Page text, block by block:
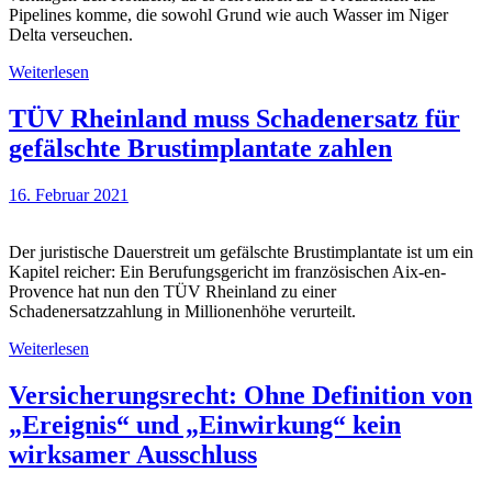
Pipelines komme, die sowohl Grund wie auch Wasser im Niger
Delta verseuchen.
Weiterlesen
TÜV Rheinland muss Schadenersatz für
gefälschte Brustimplantate zahlen
16. Februar 2021
Der juristische Dauerstreit um gefälschte Brustimplantate ist um ein
Kapitel reicher: Ein Berufungsgericht im französischen Aix-en-
Provence hat nun den TÜV Rheinland zu einer
Schadenersatzzahlung in Millionenhöhe verurteilt.
Weiterlesen
Versicherungsrecht: Ohne Definition von
„Ereignis“ und „Einwirkung“ kein
wirksamer Ausschluss